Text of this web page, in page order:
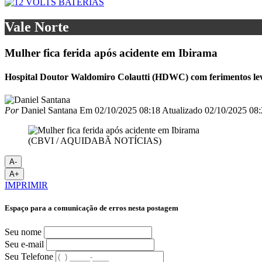
Vale Norte
Mulher fica ferida após acidente em Ibirama
Hospital Doutor Waldomiro Colautti (HDWC) com ferimentos
PorDaniel Santana Em 02/10/2025 08:18 Atualizado 02/10/2025
(CBVI / AQUIDABÃ NOTÍCIAS)
A-
A+
IMPRIMIR
Espaço para a comunicação de erros nesta postagem
Seu nome
Seu e-mail
Seu Telefone